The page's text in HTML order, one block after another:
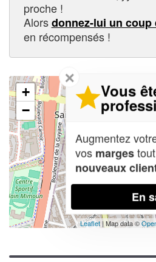
proche !
Alorsdonnez-lui un coup
en récompensés !
+
−
Leaflet | Map data ©
✕
Vous
Augmentez
vos marges
nouveaux
En